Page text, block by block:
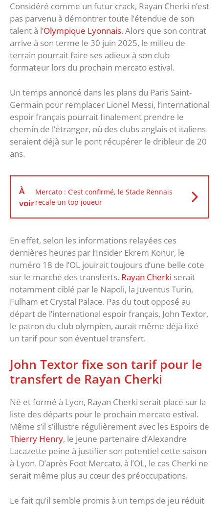
Considéré comme un futur crack, Rayan Cherki n’est
pas parvenu à démontrer toute l’étendue de son
talent à l’Olympique Lyonnais. Alors que son contrat
arrive à son terme le 30 juin 2025, le milieu de
terrain pourrait faire ses adieux à son club
formateur lors du prochain mercato estival.
Un temps annoncé dans les plans du Paris Saint-
Germain pour remplacer Lionel Messi, l’international
espoir français pourrait finalement prendre le
chemin de l’étranger, où des clubs anglais et italiens
seraient déjà sur le pont récupérer le dribleur de 20
ans.
À
voir
Mercato : C’est confirmé, le Stade Rennais
recale un top joueur
En effet, selon les informations relayées ces
dernières heures par l’Insider Ekrem Konur, le
numéro 18 de l’OL jouirait toujours d’une belle cote
sur le marché des transferts. Rayan Cherki serait
notamment ciblé par le Napoli, la Juventus Turin,
Fulham et Crystal Palace. Pas du tout opposé au
départ de l’international espoir français, John Textor,
le patron du club olympien, aurait même déjà fixé
un tarif pour son éventuel transfert.
John Textor fixe son tarif pour le
transfert de Rayan Cherki
Né et formé à Lyon, Rayan Cherki serait placé sur la
liste des départs pour le prochain mercato estival.
Même s’il s’illustre régulièrement avec les Espoirs de
Thierry Henry, le jeune partenaire d’Alexandre
Lacazette peine à justifier son potentiel cette saison
à Lyon. D’après Foot Mercato, à l’OL, le cas Cherki ne
serait même plus au cœur des préoccupations.
Le fait qu’il semble promis à un temps de jeu réduit